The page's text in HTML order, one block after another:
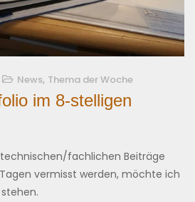
News, Thema der Woche
im 8-stelligen
fachlichen Beiträge
vermisst werden, möchte ich